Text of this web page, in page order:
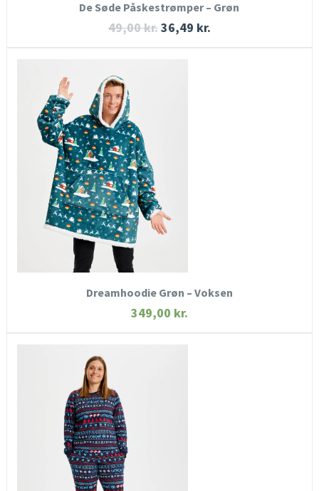
De Søde Påskestrømper – Grøn
49,00kr.36,49 kr.
HURTIGT KIG
SE MERE
Dreamhoodie Grøn – Voksen
349,00 kr.